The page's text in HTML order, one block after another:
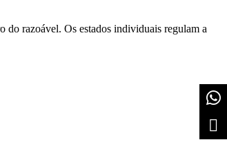
do razoável. Os estados individuais regulam a